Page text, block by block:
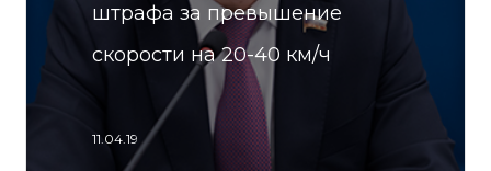
штрафа за превышение
скорости на 20-40 км/ч
11.04.19